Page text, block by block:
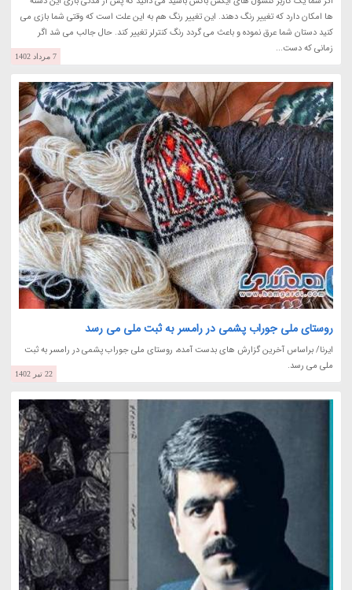
ها امکان دارد که تغییر رنگ دهند. این تغییر رنگ هم به این علت است که وقتی شما بازی می
کنید دستان شما عرق نموده و باعث می گردد رنگ کنترلر تغییر کند. حال جالب می شد اگر
زمانی که دست...
7 مرداد 1402
روستای ملی جوراب پشمی در رامسر به ثبت ملی می رسد
ایرنا/ براساس آخرین گزارش های بدست آمده، روستای ملی جوراب پشمی در رامسر به ثبت
ملی می رسد.
22 تیر 1402